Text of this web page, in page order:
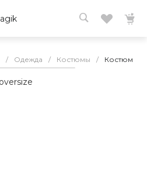
/ Одежда / Костюмы / Костюм с